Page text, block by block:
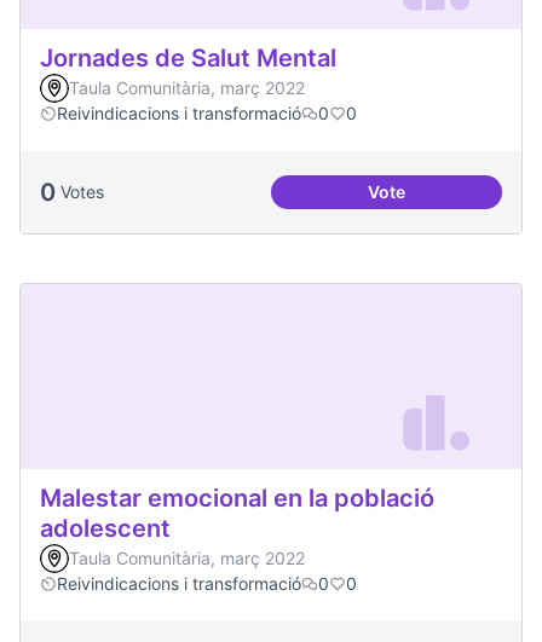
Jornades de Salut Mental
Taula Comunitària, març 2022
Reivindicacions i transformació
0 0
0 Votes VoteJornades de Salut
Malestar emocional en la població
adolescent
Taula Comunitària, març 2022
Reivindicacions i transformació
0 0